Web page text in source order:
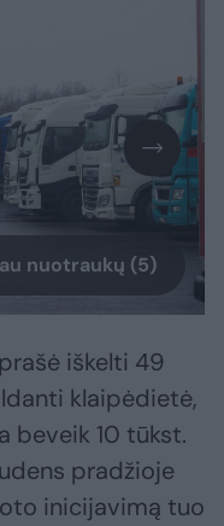
nuotraukų (5)
iškelti 49
klaipėdietė,
beveik 10 tūkst.
pradžioje
inicijavimą tuo